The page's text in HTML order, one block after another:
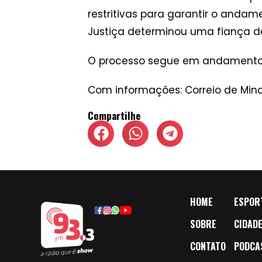
restritivas para garantir o
Justiça determinou uma fiança
O processo segue em
Com informações: Correio de
Compartilhe
HOME
SOBRE
CONTATO